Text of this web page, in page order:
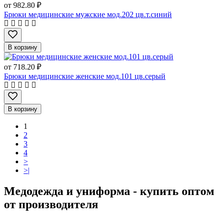
от 982.80 ₽
Брюки медицинские мужские мод.202 цв.т.синий
В корзину
от 718.20 ₽
Брюки медицинские женские мод.101 цв.серый
В корзину
1
2
3
4
>
>|
Медодежда и униформа - купить оптом
от производителя